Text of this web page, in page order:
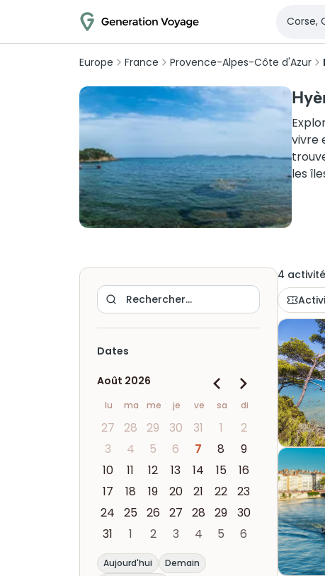
Europe France Provence-Alpes-Côte d'Azur
vivre
les
Dates
Août 2026
lu ma me je ve sa di
27 28 29 30 31 1
2
3
4 5 6 7 8
9
10
11 12 13 14 15
16
17
18 19 20 21 22
23
24
25 26 27 28 29
30
31
1 2 3 4 5 6
Aujourd'hui
Demain
4 activité